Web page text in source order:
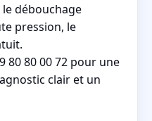
débouchage
pression, le
80 80 00 72 pour une
clair et un